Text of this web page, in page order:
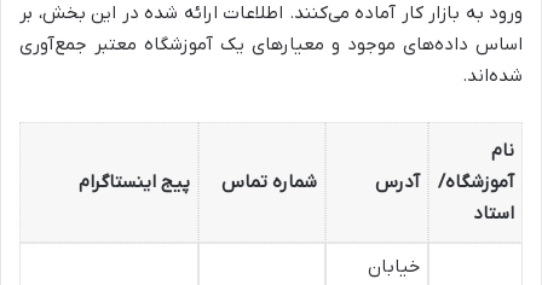
ورود به بازار کار آماده می‌کنند. اطلاعات ارائه شده در این بخش، بر
اساس داده‌های موجود و معیارهای یک آموزشگاه معتبر جمع‌آوری
شده‌اند.
نام
آموزشگاه/
استاد
آدرس شماره تماس پیج اینستاگرام
خیابان